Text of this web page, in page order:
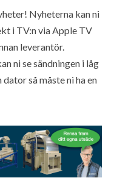
Nyheterna kan ni
i TV:n via Apple TV
leverantör.
ni se sändningen i låg
så måste ni ha en